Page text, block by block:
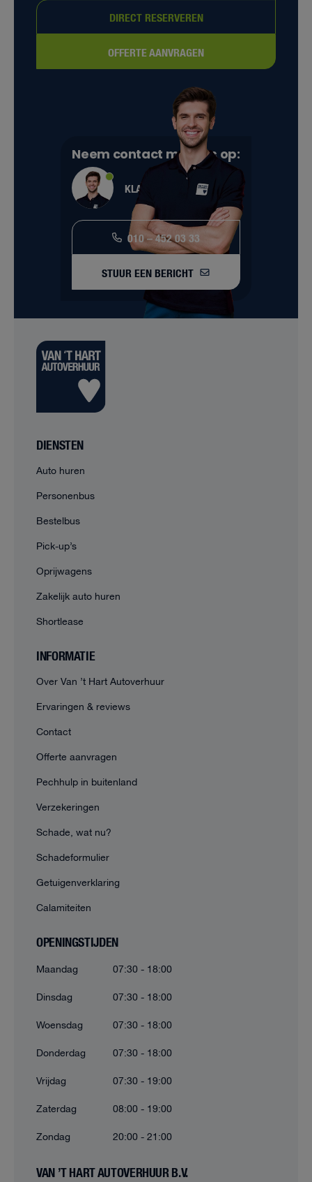
Neem contact met ons op:
KLANTENSERVICE
010 – 452 03 33
STUUR EEN BERICHT
DIRECT RESERVEREN
OFFERTE AANVRAGEN
DIENSTEN
Auto huren
Personenbus
Bestelbus
Pick-up’s
Oprijwagens
Zakelijk auto huren
Shortlease
INFORMATIE
Over Van ’t Hart Autoverhuur
Ervaringen & reviews
Contact
Offerte aanvragen
Pechhulp in buitenland
Verzekeringen
Schade, wat nu?
Schadeformulier
Getuigenverklaring
Calamiteiten
OPENINGSTIJDEN
Maandag
07:30 - 18:00
Dinsdag
07:30 - 18:00
Woensdag
07:30 - 18:00
Donderdag
07:30 - 18:00
Vrijdag
07:30 - 19:00
Zaterdag
08:00 - 19:00
Zondag
20:00 - 21:00
VAN ’T HART AUTOVERHUUR B.V.